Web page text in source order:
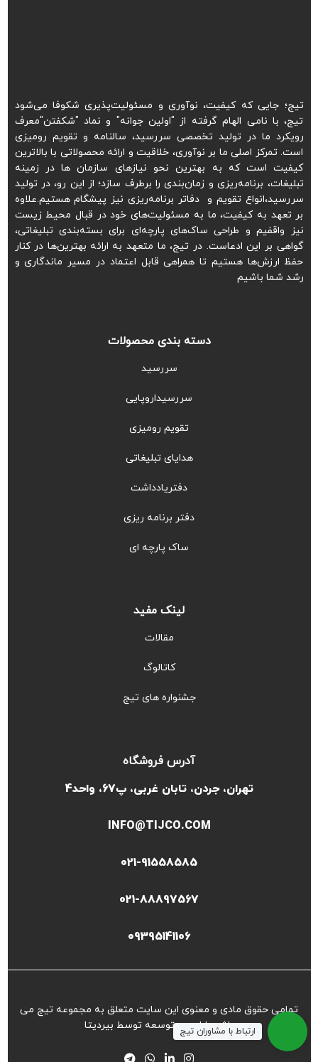
تیج؛ جایی که کیفیت، نوآوری و مسئولیت‌پذیری شکوفا می‌شود
تیج، با نامی الهام گرفته از "اولین جوانه" و نماد "شکفتن"معرف
رویکرد ما در تولید تخصصی سررسید، سالنامه و تقویم رومیزی
است. تمرکز اصلی ما بر نوآوری، خلاقیت و ارائه محصولاتی با بالاترین
کیفیت است که به بهترین نحو نیازهای سازمان ها در زمینه
تبلیغات، برنامه‌ریزی و زمان‌بندی را برطرف سازد؛ از این رو، در تولید
سررسید،انواع تقویم و دفاتر برنامه‌ریزی نیز پیشگام هستیم.علاوه
بر تعهد به کیفیت، ما به مسئولیت‌های خود در قبال محیط زیست
نیز واقفیم و طراحی ساک‌های پارچه‌ای برای بسته‌بندی تبلیغاتی،
گواهی بر این ادعاست. در تیج، ما متعهد به ارائه بهترین‌ها در کنار
حفظ ارزش‌ها هستیم تا همراهی قابل اعتماد در مسیر ماندگاری و
رشد شما باشیم
دسته بندی محصولات
سررسید
سررسیداروپایی
تقویم رومیزی
هدایای تبلیغاتی
دفتریادداشت
دفتر برنامه ریزی
ساک پارچه ای
لینک مفید
مقالات
کاتالوگ
جشنواره های تیج
آدرس فروشگاه
تهران، جردن، تابان غربی، پ67، واحد4
INFO@TIJCO.COM
021-91558585
021-88897567
09395141106
تمامی حقوق مادی و معنوی این سایت متعلق به مجموعه تیج می
باشد طراحی و توسعه توسط بیردیتا ارتباط با مشاوران تیج